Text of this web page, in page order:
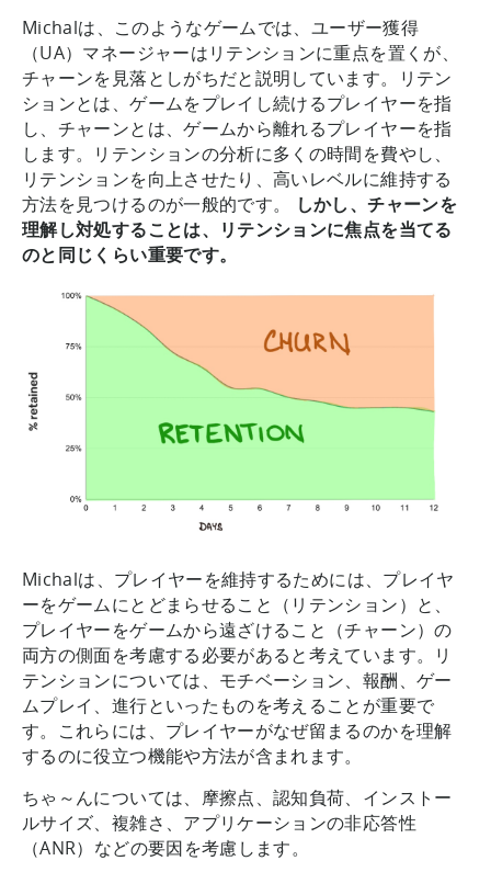
Michalは、このようなゲームでは、ユーザー獲得
（UA）マネージャーはリテンションに重点を置くが、
チャーンを見落としがちだと説明しています。リテン
ションとは、ゲームをプレイし続けるプレイヤーを指
し、チャーンとは、ゲームから離れるプレイヤーを指
します。リテンションの分析に多くの時間を費やし、
リテンションを向上させたり、高いレベルに維持する
方法を見つけるのが一般的です。
しかし、チャーンを
理解し対処することは、リテンションに焦点を当てる
のと同じくらい重要です。
Michalは、プレイヤーを維持するためには、プレイヤ
ーをゲームにとどまらせること（リテンション）と、
プレイヤーをゲームから遠ざけること（チャーン）の
両方の側面を考慮する必要があると考えています。リ
テンションについては、モチベーション、報酬、ゲー
ムプレイ、進行といったものを考えることが重要で
す。これらには、プレイヤーがなぜ留まるのかを理解
するのに役立つ機能や方法が含まれます。
ちゃ～んについては、摩擦点、認知負荷、インストー
ルサイズ、複雑さ、アプリケーションの非応答性
（ANR）などの要因を考慮します。